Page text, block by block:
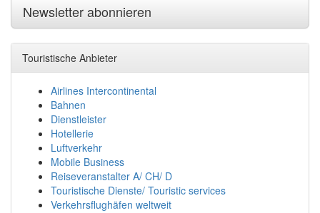
Newsletter abonnieren
Touristische Anbieter
Airlines Intercontinental
Bahnen
Dienstleister
Hotellerie
Luftverkehr
Mobile Business
Reiseveranstalter A/ CH/ D
Touristische Dienste/ Touristic services
Verkehrsflughäfen weltweit